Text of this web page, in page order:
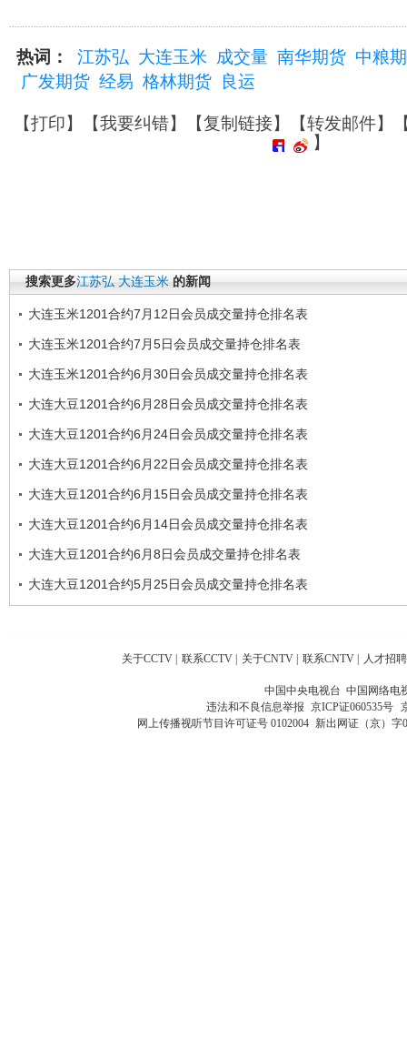
热词： 江苏弘 大连玉米 成交量 南华期货 中粮
广发期货 经易 格林期货 良运
【打印】【我要纠错】【复制链接】【转发邮件】
】
搜索更多江苏弘 大连玉米 的新闻
大连玉米1201合约7月12日会员成交量持仓排名表
大连玉米1201合约7月5日会员成交量持仓排名表
大连玉米1201合约6月30日会员成交量持仓排名表
大连大豆1201合约6月28日会员成交量持仓排名表
大连大豆1201合约6月24日会员成交量持仓排名表
大连大豆1201合约6月22日会员成交量持仓排名表
大连大豆1201合约6月15日会员成交量持仓排名表
大连大豆1201合约6月14日会员成交量持仓排名表
大连大豆1201合约6月8日会员成交量持仓排名表
大连大豆1201合约5月25日会员成交量持仓排名表
关于CCTV | 联系CCTV | 关于CNTV | 联系CNTV | 人才招聘
中国中央电视台 中国网络电
违法和不良信息举报 京ICP证060535号
网上传播视听节目许可证号 0102004 新出网证（京）